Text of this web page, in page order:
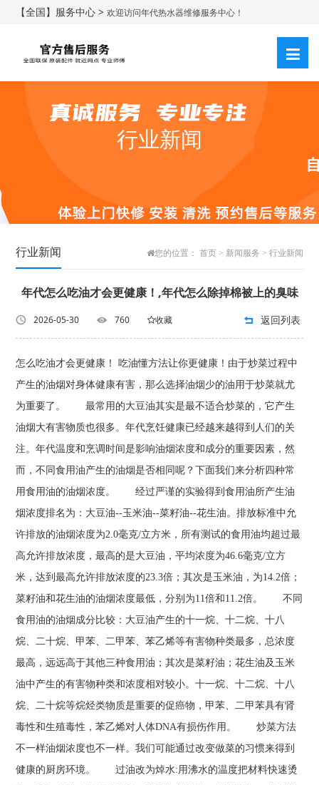
【全国】服务中心 >欢迎访问年代热水器维修服务中心！
行业新闻
行业新闻 您的位置： 首页> 新闻服务 > 行业新闻
年代怎么吃油才会更健康！,年代怎么除掉棉被上的臭味
2026-05-30 760 收藏 返回列表
怎么吃油才会更健康！ 吃油懂方法让你更健康！由于炒菜过程中
产生的油烟对身体健康有害，那么选择油烟少的油用于炒菜就尤
为重要了。 最常用的大豆油其实是最不适合炒菜的，它产生
油烟大有害物质也很多。年代烹饪健康已经越来越得到人们的关
注。年代温度和烹调时间是影响油烟浓度和成分的重要因素，然
而，不同食用油产生的油烟是否相同呢？下面我们来分析四种常
用食用油的油烟浓度。 经过严谨的实验得到食用油所产生油
烟浓度排名为：大豆油--玉米油--菜籽油--花生油。排放标准中允
许排放的油烟浓度为2.0毫克/立方米，所有测试的食用油均超过最
高允许排放浓度，最高的是大豆油，平均浓度为46.6毫克/立方
米，达到最高允许排放浓度的23.3倍；其次是玉米油，为14.2倍；
菜籽油和花生油的油烟浓度最低，分别为11倍和11.2倍。 不同
食用油的油烟成分比较：大豆油产生的十一烷、十二烷、十八
烷、二十烷、甲苯、二甲苯、苯乙烯等有害物种类最多，总浓度
最高，远远高于其他三种食用油；其次是菜籽油；花生油及玉米
油中产生的有害物种类和浓度相对较小。十一烷、十二烷、十八
烷、二十烷等烷烃类物质是重要的促癌物，甲苯、二甲苯具有肾
毒性和生殖毒性，苯乙烯对人体DNA有损伤作用。 炒菜方法
不一样油烟浓度也不一样。我们可能通过改变做菜的习惯来得到
健康的厨房环境。 过油改为焯水:用沸水的温度把材料快速烫